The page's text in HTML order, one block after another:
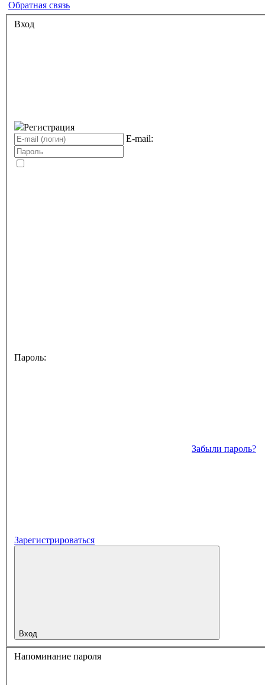
Обратная связь
Вход
Регистрация
E-mail:
Пароль:
Забыли пароль?
Зарегистрироваться
Вход
Напоминание пароля